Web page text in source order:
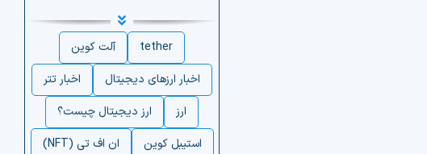
tether
آلت کوین
اخبار ارزهای دیجیتال
اخبار تتر
ارز
ارز دیجیتال چیست؟
استیبل کوین
ان اف تی (NFT)